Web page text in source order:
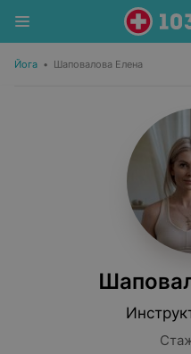
Йога • Шаповалова Елена